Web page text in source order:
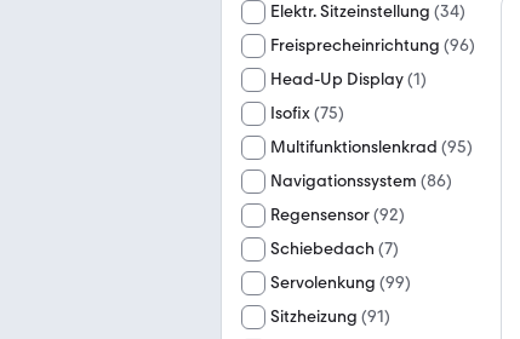
Elektr. Sitzeinstellung (34)
Freisprecheinrichtung (96)
Head-Up Display(1)
Isofix(75)
Multifunktionslenkrad (95)
Navigationssystem (86)
Regensensor(92)
Schiebedach (7)
Servolenkung (99)
Sitzheizung (91)